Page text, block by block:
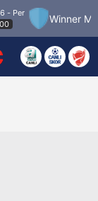
Winner Match 3